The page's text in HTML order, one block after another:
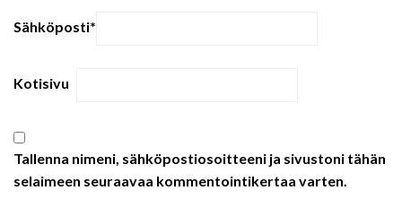
Sähköposti*
Kotisivu
Tallenna nimeni, sähköpostiosoitteeni ja sivustoni tähän
selaimeen seuraavaa kommentointikertaa varten.